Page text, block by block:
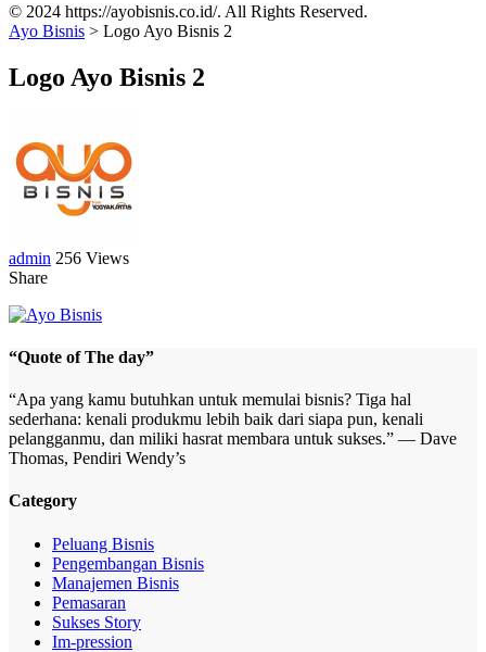
© 2024 https://ayobisnis.co.id/. All Rights Reserved.
Ayo Bisnis > Logo Ayo Bisnis 2
Logo Ayo Bisnis 2
admin 256 Views
Share
“Quote of The day”
“Apa yang kamu butuhkan untuk memulai bisnis? Tiga hal
sederhana: kenali produkmu lebih baik dari siapa pun, kenali
pelangganmu, dan miliki hasrat membara untuk sukses.” — Dave
Thomas, Pendiri Wendy’s
Category
Peluang Bisnis
Pengembangan Bisnis
Manajemen Bisnis
Pemasaran
Sukses Story
Im-pression